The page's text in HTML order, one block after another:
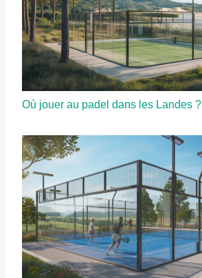
Où jouer au padel dans les Landes ?